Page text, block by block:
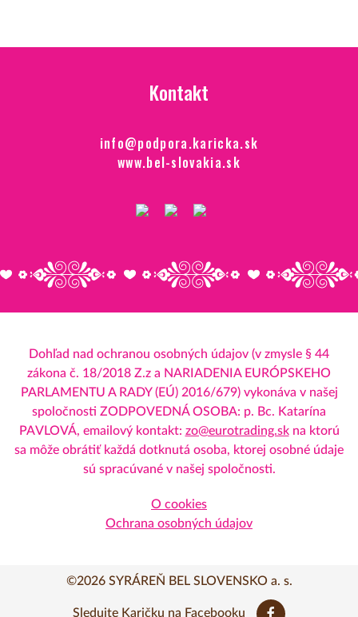
Kontakt
info@podpora.karicka.sk
www.bel-slovakia.sk
Dohľad nad ochranou osobných údajov (v zmysle § 44
zákona č. 18/2018 Z.z a NARIADENIA EURÓPSKEHO
PARLAMENTU A RADY (EÚ) 2016/679) vykonáva v našej
spoločnosti ZODPOVEDNÁ OSOBA: p. Bc. Katarína
PAVLOVÁ, emailový kontakt: zo@eurotrading.skna ktorú
sa môže obrátiť každá dotknutá osoba, ktorej osobné údaje
sú spracúvané v našej spoločnosti.
O cookies
Ochrana osobných údajov
©2026 SYRÁREŇ BEL SLOVENSKO a. s.
Sledujte Karičku na Facebooku